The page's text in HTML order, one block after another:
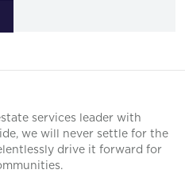
services leader with
we will never settle for the
drive it forward for